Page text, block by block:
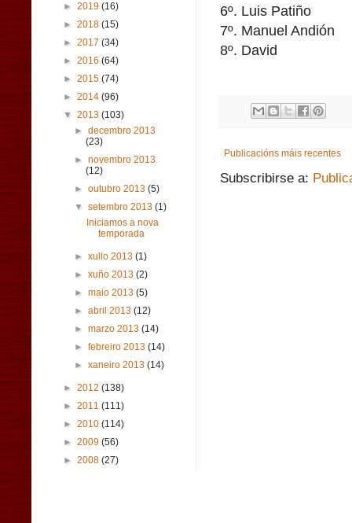
6º. Luis Patiño
7º. Manuel Andión
8º. David
Publicacións máis recentes
Subscribirse a:
► 2019 (16)
► 2018 (15)
► 2017 (34)
► 2016 (64)
► 2015 (74)
► 2014 (96)
▼ 2013 (103)
►decembro 2013
(23)
►novembro 2013
(12)
►outubro 2013(5)
▼setembro 2013(1)
Iniciamos a nova
temporada
►xullo 2013(1)
►xuño 2013(2)
►maio 2013(5)
►abril 2013(12)
►marzo 2013(14)
►febreiro 2013(14)
►xaneiro 2013(14)
► 2012 (138)
► 2011 (111)
► 2010 (114)
► 2009 (56)
► 2008 (27)